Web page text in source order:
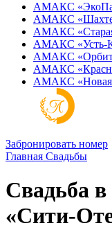
АМАКС
АМАКС
АМАКС
АМАКС «‎Усть-
АМАКС
АМАКС
АМАКС «‎Новая
Забронировать номер
Главная Свадьбы
Свадьба
«Сити-